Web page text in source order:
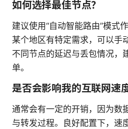
如何选择最佳节点？
建议使用“自动智能路由”模式
某个地区有特定需求，可以手
不同节点的延迟与丢包情况，
单。
是否会影响我的互联网速
通常会有一定的开销，因为数
与转发过程。良好配置下，速